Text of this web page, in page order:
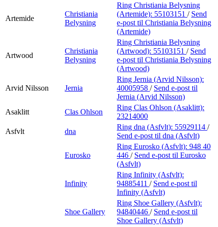
Artemide
Christiania
Belysning
Ring Christiania Belysning
(Artemide): 55103151 / Send
e-post til Christiania Belysning
(Artemide)
Artwood
Christiania
Belysning
Ring Christiania Belysning
(Artwood): 55103151 / Send
e-post til Christiania Belysning
(Artwood)
Arvid Nilsson Jernia
Ring Jernia (Arvid Nilsson):
40005958 / Send e-post til
Jernia (Arvid Nilsson)
Asaklitt
Clas Ohlson
Ring Clas Ohlson (Asaklitt):
23214000
Asfvlt
dna
Ring dna (Asfvlt): 55929114 /
Send e-post til dna (Asfvlt)
Eurosko
Ring Eurosko (Asfvlt): 948 40
446 / Send e-post til Eurosko
(Asfvlt)
Infinity
Ring Infinity (Asfvlt):
94885411 / Send e-post til
Infinity (Asfvlt)
Shoe Gallery
Ring Shoe Gallery (Asfvlt):
94840446 / Send e-post til
Shoe Gallery (Asfvlt)